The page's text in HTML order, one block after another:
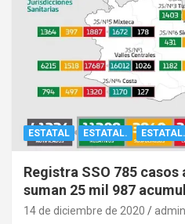
ESTATAL ESTATAL.
Registra SSO 785 casos
suman 25 mil 987
14 de diciembre de 2020 admin